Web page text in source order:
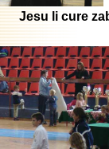
Jesu li cure